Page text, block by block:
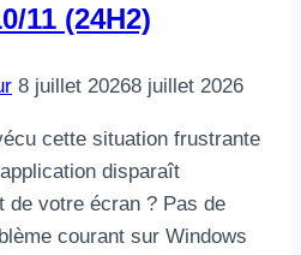
11 (24H2)
8 juillet 20268 juillet 2026
cette situation frustrante
disparaît
de votre écran ? Pas de
courant sur Windows